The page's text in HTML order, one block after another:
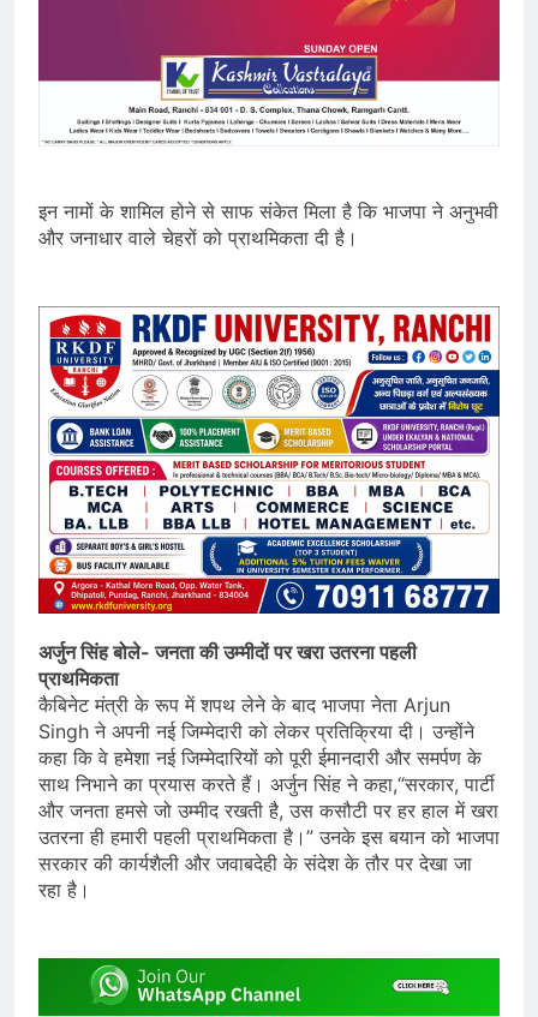
इन नामों के शामिल होने से साफ संकेत मिला है कि भाजपा ने अनुभवी
और जनाधार वाले चेहरों को प्राथमिकता दी है।
अर्जुन सिंह बोले- जनता की उम्मीदों पर खरा उतरना पहली
प्राथमिकता
कैबिनेट मंत्री के रूप में शपथ लेने के बाद भाजपा नेता Arjun
Singh ने अपनी नई जिम्मेदारी को लेकर प्रतिक्रिया दी। उन्होंने
कहा कि वे हमेशा नई जिम्मेदारियों को पूरी ईमानदारी और समर्पण के
साथ निभाने का प्रयास करते हैं। अर्जुन सिंह ने कहा,“सरकार, पार्टी
और जनता हमसे जो उम्मीद रखती है, उस कसौटी पर हर हाल में खरा
उतरना ही हमारी पहली प्राथमिकता है।” उनके इस बयान को भाजपा
सरकार की कार्यशैली और जवाबदेही के संदेश के तौर पर देखा जा
रहा है।